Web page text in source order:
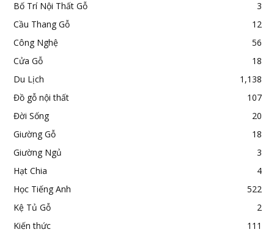
Bố Trí Nội Thất Gỗ
3
Cầu Thang Gỗ
12
Công Nghệ
56
Cửa Gỗ
18
Du Lịch
1,138
Đồ gỗ nội thất
107
Đời Sống
20
Giường Gỗ
18
Giường Ngủ
3
Hạt Chia
4
Học Tiếng Anh
522
Kệ Tủ Gỗ
2
Kiến thức
111